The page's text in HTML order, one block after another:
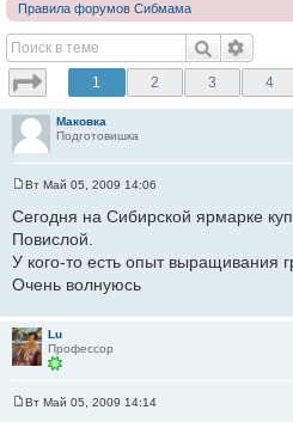
Правила форумов Сибмама
1 2 3 4
Маковка
Подготовишка
о
б
е
н
Вт Май 05, 2009 14:06
Сегодня на Сибирской ярмарке
Повислой.
У кого-то есть опыт выращивания
Очень волнуюсь
Lu
Профессор
Вт Май 05, 2009 14:14